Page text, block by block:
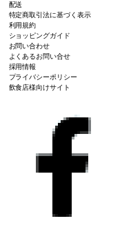
配送
特定商取引法に基づく表示
利用規約
ショッピングガイド
お問い合わせ
よくあるお問い合せ
採用情報
プライバシーポリシー
飲食店様向けサイト